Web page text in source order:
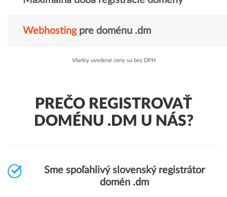
Webhostingpre doménu .dm
Všetky uvedené ceny sú bez DPH
PREČO REGISTROVAŤ
DOMÉNU .DM U NÁS?
Sme spoľahlivý slovenský registrátor
domén .dm